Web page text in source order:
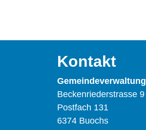
Kontakt
Gemeindeverwaltung
Beckenriederstrasse 9
Postfach 131
6374 Buochs